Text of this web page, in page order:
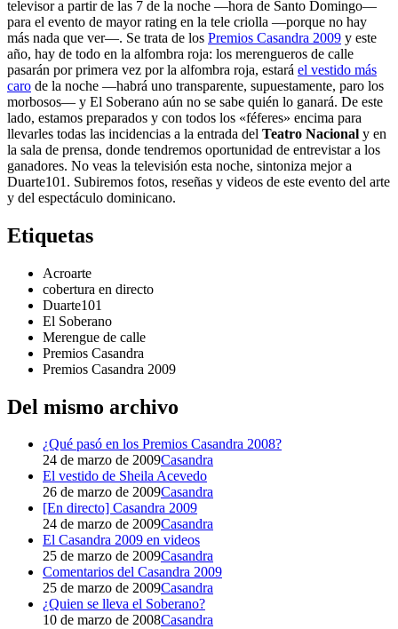
televisor a partir de las 7 de la noche —hora de Santo Domingo—
para el evento de mayor rating en la tele criolla —porque no hay
más nada que ver—. Se trata de los Premios Casandra 2009 y este
año, hay de todo en la alfombra roja: los merengueros de calle
pasarán por primera vez por la alfombra roja, estará el vestido más
caro de la noche —habrá uno transparente, supuestamente, paro los
morbosos— y El Soberano aún no se sabe quién lo ganará. De este
lado, estamos preparados y con todos los «féferes» encima para
llevarles todas las incidencias a la entrada del Teatro Nacional y en
la sala de prensa, donde tendremos oportunidad de entrevistar a los
ganadores. No veas la televisión esta noche, sintoniza mejor a
Duarte101. Subiremos fotos, reseñas y videos de este evento del arte
y del espectáculo dominicano.
Etiquetas
Acroarte
cobertura en directo
Duarte101
El Soberano
Merengue de calle
Premios Casandra
Premios Casandra 2009
Del mismo archivo
¿Qué pasó en los Premios Casandra 2008?
24 de marzo de 2009Casandra
El vestido de Sheila Acevedo
26 de marzo de 2009Casandra
[En directo] Casandra 2009
24 de marzo de 2009Casandra
El Casandra 2009 en videos
25 de marzo de 2009Casandra
Comentarios del Casandra 2009
25 de marzo de 2009Casandra
¿Quien se lleva el Soberano?
10 de marzo de 2008Casandra